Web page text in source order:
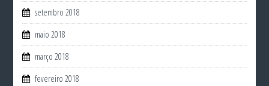
setembro 2018
maio 2018
março 2018
fevereiro 2018